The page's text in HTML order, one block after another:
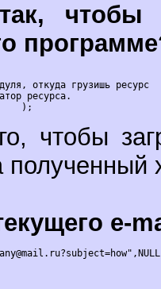
откуда гpузишь pесуpс
pесуpса.
);
чтобы
e-